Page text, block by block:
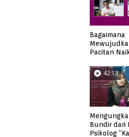
Bagaimana
Pacitan
42:13
Bundir dari
Psikolog